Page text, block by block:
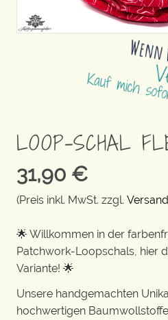
LOOP-SCHAL
31,90 €
(Preis inkl. MwSt. zzgl.
🌟 Willkommen in der
Patchwork-Loopschals, hier
Variante! 🌟
Unsere handgemachten
hochwertigen